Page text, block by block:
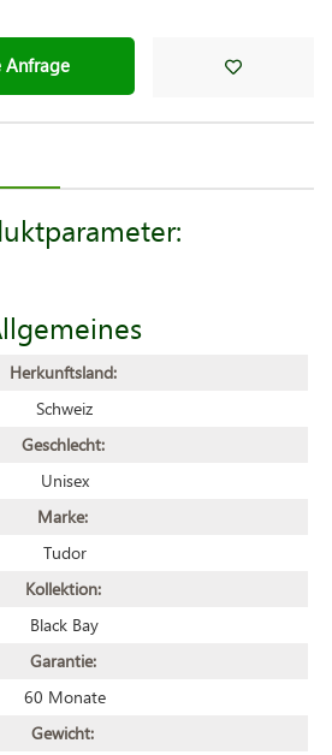
Anfrage
Herkunftsland:
Schweiz
Geschlecht:
Unisex
Marke:
Tudor
Kollektion:
Black Bay
Garantie:
60 Monate
Gewicht: